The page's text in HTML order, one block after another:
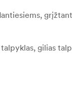
gilias